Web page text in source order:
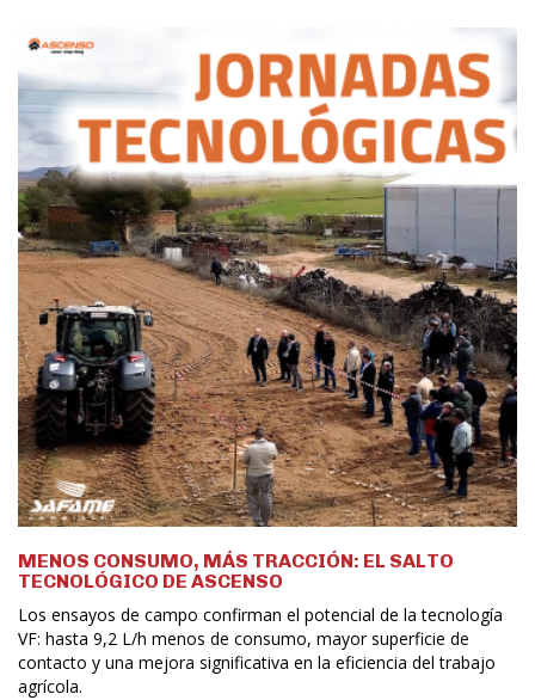
MENOS CONSUMO, MÁS TRACCIÓN: EL SALTO
TECNOLÓGICO DE ASCENSO
Los ensayos de campo confirman el potencial de la tecnología
VF: hasta 9,2 L/h menos de consumo, mayor superficie de
contacto y una mejora significativa en la eficiencia del trabajo
agrícola.